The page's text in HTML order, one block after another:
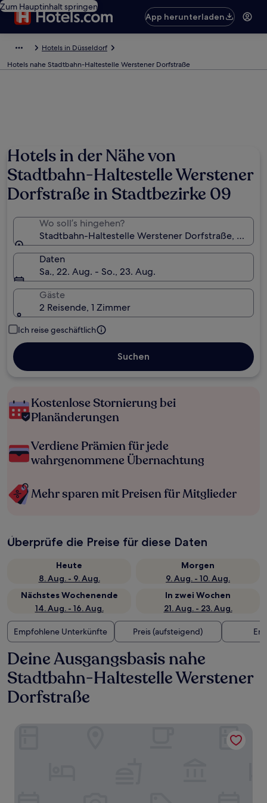
Zum Hauptinhalt springen
App herunterladen
Hotels in Düsseldorf
Hotels nahe Stadtbahn-Haltestelle Werstener Dorfstraße
Hotels in der Nähe von
Stadtbahn-Haltestelle Werstener
Dorfstraße in Stadtbezirke 09
Wo soll’s hingehen?
Stadtbahn-Haltestelle Werstener Dorfstraße,
Daten
Sa., 22. Aug. - So., 23. Aug.
Gäste
2 Reisende, 1 Zimmer
Ich reise geschäftlich
Suchen
Kostenlose Stornierung bei
Planänderungen
Verdiene Prämien für jede
wahrgenommene Übernachtung
Mehr sparen mit Preisen für Mitglieder
Überprüfe die Preise für diese Daten
Heute
8. Aug. - 9. Aug.
Morgen
9. Aug. - 10. Aug.
Nächstes Wochenende
14. Aug. - 16. Aug.
In zwei Wochen
21. Aug. - 23. Aug.
Empfohlene Unterkünfte Preis (aufsteigend)
Deine Ausgangsbasis nahe
Stadtbahn-Haltestelle Werstener
Dorfstraße